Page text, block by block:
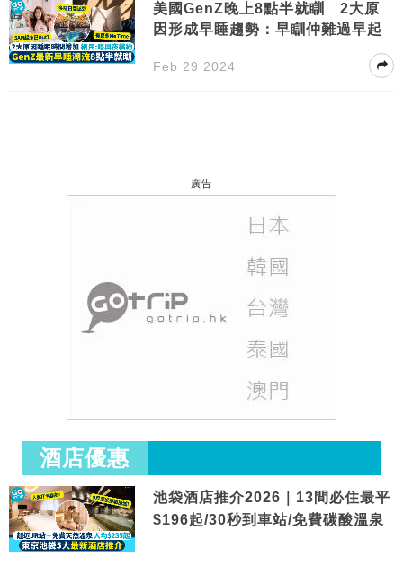
美國GenZ晚上8點半就瞓 2大原
因形成早睡趨勢：早瞓仲難過早起
Feb 29 2024
廣告
酒店優惠
池袋酒店推介2026｜13間必住最平
$196起/30秒到車站/免費碳酸溫泉